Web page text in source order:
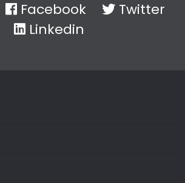
Facebook
Twitter
Linkedin